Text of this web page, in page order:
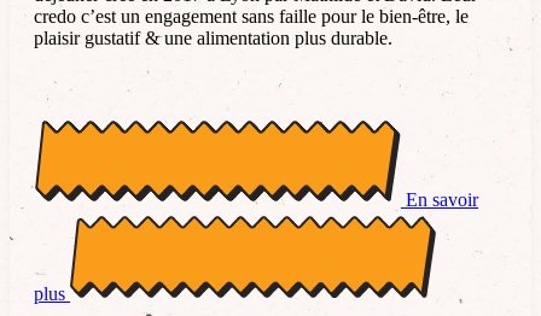
credo c’est un engagement sans faille pour le bien-être, le
plaisir gustatif & une alimentation plus durable.
En savoir
plus